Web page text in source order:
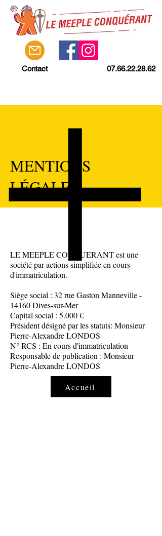
Contact 07.66.22.28.62
MENTIONS
LÉGALES
LE MEEPLE CONQUERANT est une
société par actions simplifiée en cours
d'immatriculation.
Siège social : 32 rue Gaston Manneville -
14160 Dives-sur-Mer
Capital social : 5.000 €
Président désigné par les statuts: Monsieur
Pierre-Alexandre LONDOS
N° RCS : En cours d'immatriculation
Responsable de publication : Monsieur
Pierre-Alexandre LONDOS
Accueil